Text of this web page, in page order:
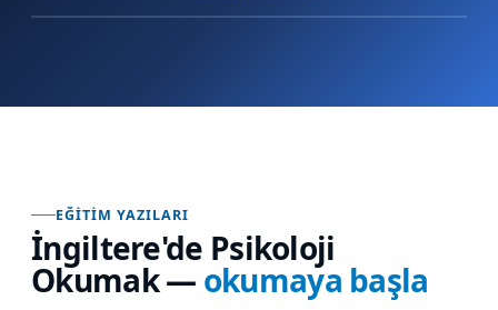
EĞITIM YAZILARI
İngiltere'de Psikoloji
Okumak— okumaya başla